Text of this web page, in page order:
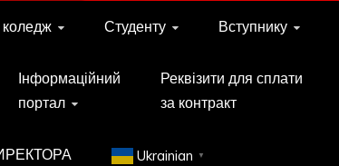
Студенту Вступнику
Інформаційний
портал
Реквізити для сплати
за контракт
Ukrainian ▼